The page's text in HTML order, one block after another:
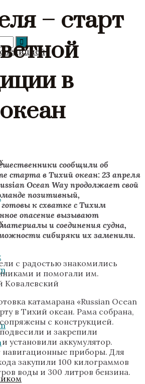
– старт
в
сообщили об
старта в Тихий океан: 23 апреля
Ocean Way продолжает свой
позитивный,
к схватке с Тихим
опасение вызывают
и соединения судна,
сибиряки их заменили.
с радостью знакомились
и помогали им.
Ковалевский
катамарана «Russian Ocean
в Тихий океан. Рама собрана,
с конструкцией.
и закрепили
установили аккумулятор.
приборы. Для
закупили 100 килограммов
воды и 300 литров бензина.